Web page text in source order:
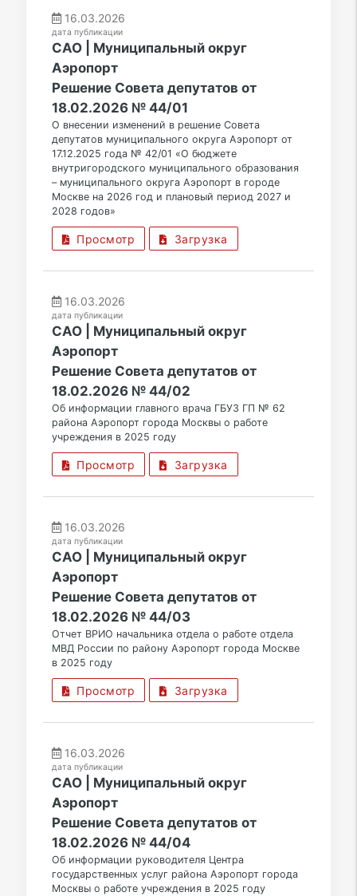
16.03.2026
дата публикации
САО | Муниципальный округ
Аэропорт
Решение Совета депутатов от
18.02.2026 № 44/01
О внесении изменений в решение Совета
депутатов муниципального округа Аэропорт от
17.12.2025 года № 42/01 «О бюджете
внутригородского муниципального образования
– муниципального округа Аэропорт в городе
Москве на 2026 год и плановый период 2027 и
2028 годов»
Просмотр Загрузка
16.03.2026
дата публикации
САО | Муниципальный округ
Аэропорт
Решение Совета депутатов от
18.02.2026 № 44/02
Об информации главного врача ГБУЗ ГП № 62
района Аэропорт города Москвы о работе
учреждения в 2025 году
Просмотр Загрузка
16.03.2026
дата публикации
САО | Муниципальный округ
Аэропорт
Решение Совета депутатов от
18.02.2026 № 44/03
Отчет ВРИО начальника отдела о работе отдела
МВД России по району Аэропорт города Москве
в 2025 году
Просмотр Загрузка
16.03.2026
дата публикации
САО | Муниципальный округ
Аэропорт
Решение Совета депутатов от
18.02.2026 № 44/04
Об информации руководителя Центра
государственных услуг района Аэропорт города
Москвы о работе учреждения в 2025 году